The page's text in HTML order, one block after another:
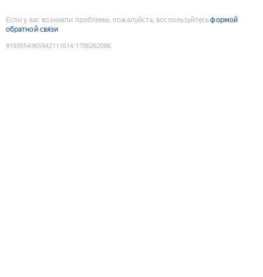
Если у вас возникли проблемы, пожалуйста, воспользуйтесьформой
обратной связи
9193554965942111614:1786262086